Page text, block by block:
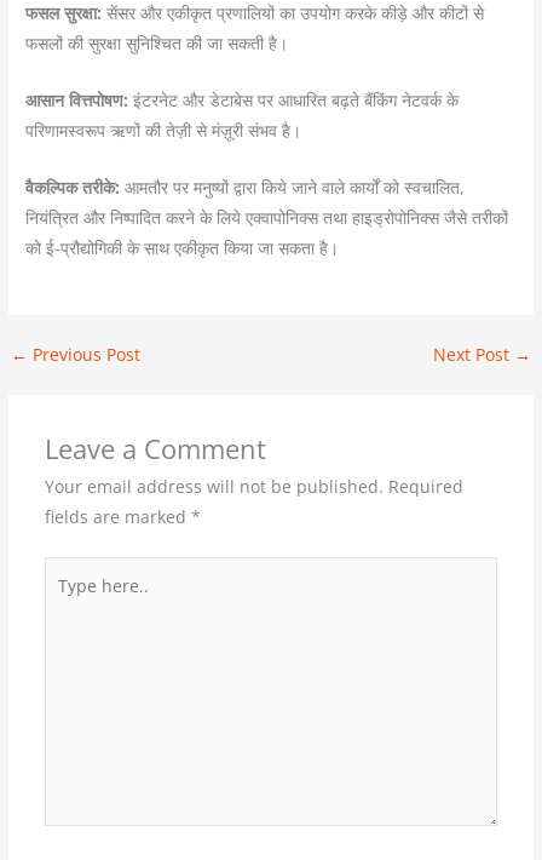
फसल सुरक्षा: सेंसर और एकीकृत प्रणालियों का उपयोग करके कीड़े और कीटों से
फसलों की सुरक्षा सुनिश्चित की जा सकती है।
आसान वित्तपोषण: इंटरनेट और डेटाबेस पर आधारित बढ़ते बैंकिंग नेटवर्क के
परिणामस्वरूप ऋणों की तेज़ी से मंज़ूरी संभव है।
वैकल्पिक तरीके: आमतौर पर मनुष्यों द्वारा किये जाने वाले कार्यों को स्वचालित,
नियंत्रित और निष्पादित करने के लिये एक्वापोनिक्स तथा हाइड्रोपोनिक्स जैसे तरीकों
को ई-प्रौद्योगिकी के साथ एकीकृत किया जा सकता है।
← Previous Post Next Post →
Leave a Comment
Your email address will not be published. Required
fields are marked *
here..